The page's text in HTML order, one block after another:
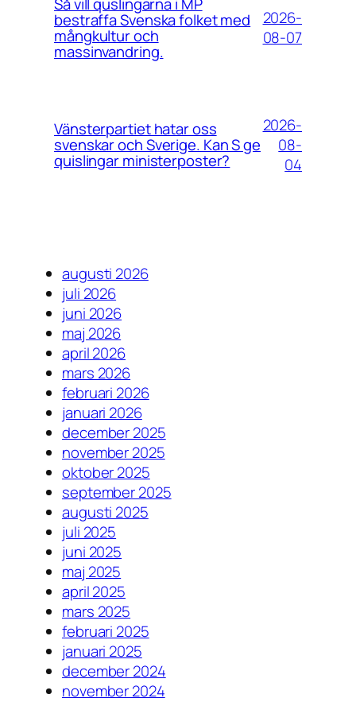
bestraffa Svenska folket med
mångkultur och
massinvandring.
2026-
08-07
Vänsterpartiet hatar oss
svenskar och Sverige. Kan S ge
quislingar ministerposter?
2026-
08-
04
augusti 2026
juli 2026
juni 2026
maj 2026
april 2026
mars 2026
februari 2026
januari 2026
december 2025
november 2025
oktober 2025
september 2025
augusti 2025
juli 2025
juni 2025
maj 2025
april 2025
mars 2025
februari 2025
januari 2025
december 2024
november 2024